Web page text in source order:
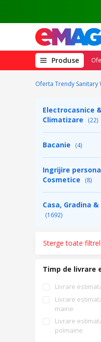
Produse
Oferta Trendy Sanitary
Electrocasnice
Climatizare
(22)
Bacanie (4)
Ingrijire
Cosmetice
(8)
Casa, Gradina
(1692)
Sterge toate
Timp de livrare
Livrare
Livrare
maine
Livrare
poimaine